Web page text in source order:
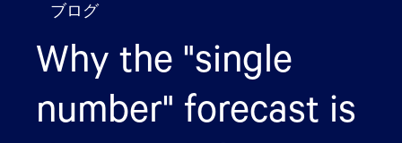
ブログ
Why the "single
number" forecast is